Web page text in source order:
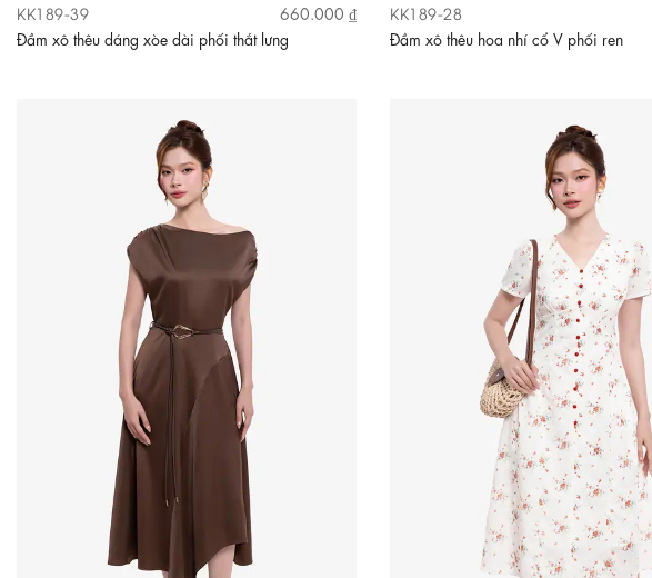
KK189-39
660.000 ₫
Đầm xô thêu dáng xòe dài phối thắt lưng
KK189-28
Đầm xô thêu hoa nhí cổ V phối ren